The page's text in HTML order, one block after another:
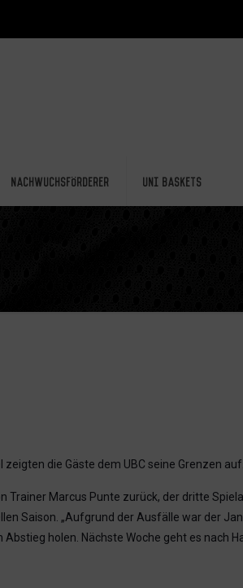
Nachwuchsförderer Uni Baskets
die Gäste dem UBC seine Grenzen auf.
Trainer Marcus Punte zurück, der dritte
Saison. „Aufgrund der Ausfälle war der
holen. Nächste Woche geht es nach